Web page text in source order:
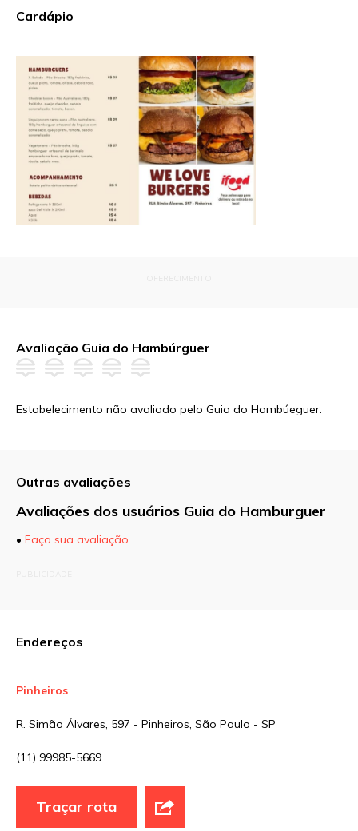
Cardápio
Avaliação Guia do Hambúrguer
Estabelecimento não avaliado pelo Guia do Hambúeguer.
Outras avaliações
Avaliações dos usuários Guia do Hamburguer
• Faça sua avaliação
Endereços
Pinheiros
R. Simão Álvares, 597 - Pinheiros, São Paulo - SP
(11) 99985-5669
Traçar rota